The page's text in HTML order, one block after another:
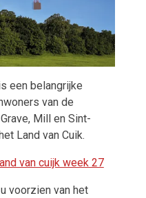
een belangrijke
van de
Mill en Sint-
Land van Cuik.
van cuijk week 27
voorzien van het